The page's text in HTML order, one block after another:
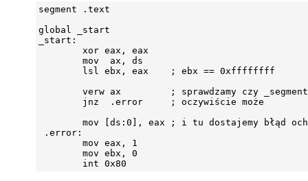
segment .text
global _start
_start:
        xor eax, eax
        mov  ax, ds
        lsl ebx, eax    ; ebx == 0xffffffff
verw ax         ; sprawdzamy czy
        jnz  .error     ; oczywiście może
mov [ds:0], eax ; i tu dostajemy błąd
.error:
        mov eax, 1
        mov ebx, 0